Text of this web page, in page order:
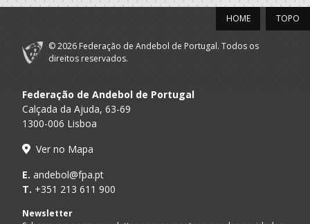
TOPO
HOME
© 2026 Federação de Andebol de Portugal. Todos os
direitos reservados.
Federação de Andebol de Portugal
Calçada da Ajuda, 63-69
1300-006 Lisboa
Ver no Mapa
E. andebol@fpa.pt
T. +351 213 611 900
Newsletter